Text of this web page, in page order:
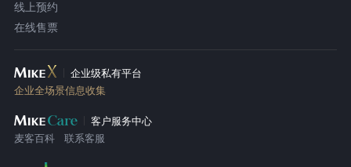
线上预约
在线售票
企业级私有平台
企业全场景信息收集
客户服务中心
麦客百科
联系客服